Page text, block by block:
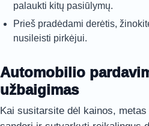
palaukti kitų pasiūlymų.
Prieš pradėdami derėtis,
nusileisti pirkėjui.
Automobilio
užbaigimas
Kai susitarsite dėl kainos,